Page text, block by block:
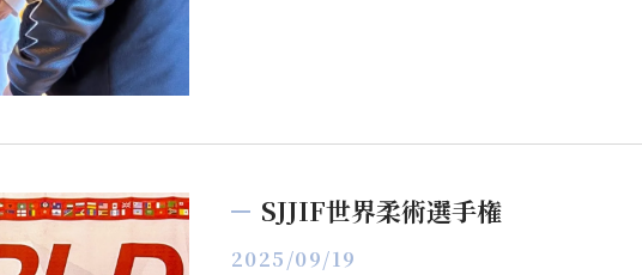
SJJIF世界柔術選手権
2025/09/19